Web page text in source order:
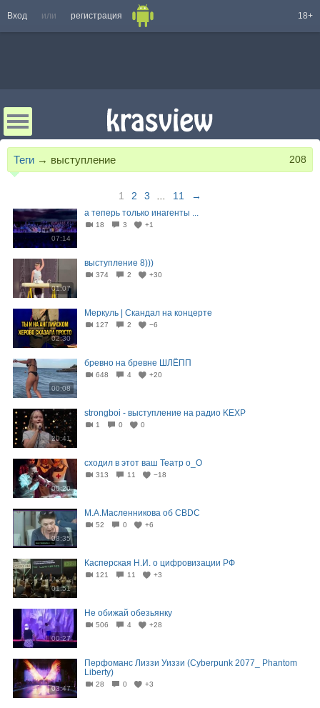
Вход или регистрация 18+
Теги → выступление 208
1 2 3 11 →
07:14
а теперь только инагенты ...
18 3 +1
01:07
выступление 8)))
374 2 +30
02:30
Меркуль | Скандал на концерте
127 2 −6
00:08
бревно на бревне ШЛЁПП
648 4 +20
20:41
strongboi - выступление на радио KEXP
1 0 0
00:20
сходил в этот ваш Театр о_О
313 11 −18
08:35
М.А.Масленникова об CBDC
52 0 +6
01:51
Касперская Н.И. о цифровизации РФ
121 11 +3
00:27
Не обижай обезьянку
506 4 +28
03:47
Перфоманс Лиззи Уиззи (Cyberpunk 2077_ Phantom
Liberty)
28 0 +3